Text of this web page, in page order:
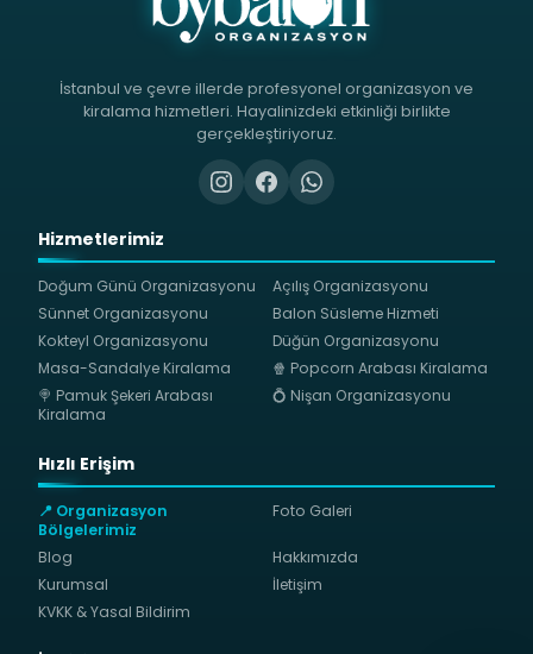
İstanbul ve çevre illerde profesyonel organizasyon ve
kiralama hizmetleri. Hayalinizdeki etkinliği birlikte
gerçekleştiriyoruz.
Hizmetlerimiz
Doğum Günü Organizasyonu
Açılış Organizasyonu
Sünnet Organizasyonu
Balon Süsleme Hizmeti
Kokteyl Organizasyonu
Düğün Organizasyonu
Masa-Sandalye Kiralama
🍿 Popcorn Arabası Kiralama
🍭 Pamuk Şekeri Arabası
Kiralama
💍 Nişan Organizasyonu
Hızlı Erişim
📍 Organizasyon
Bölgelerimiz
Foto Galeri
Blog
Hakkımızda
Kurumsal
İletişim
KVKK & Yasal Bildirim